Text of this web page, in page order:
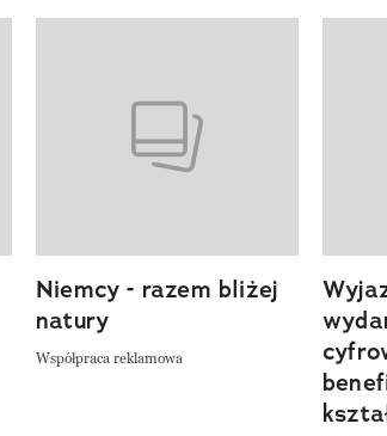
Niemcy - razem bliżej
natury
Współpraca reklamowa